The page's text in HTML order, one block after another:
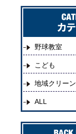
野球教室
こども
地域クリーン
ALL